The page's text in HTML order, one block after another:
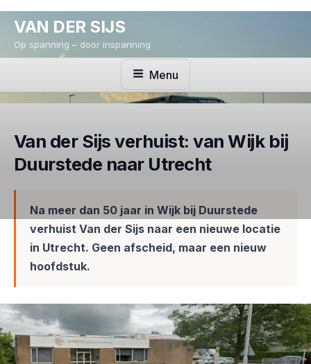
naar
inhoud
VAN DER SIJS
Op spanning – door inspanning
Menu
Van der Sijs verhuist: van Wijk bij
Duurstede naar Utrecht
Na meer dan 50 jaar in Wijk bij Duurstede
verhuist Van der Sijs naar een nieuwe locatie
in Utrecht. Geen afscheid, maar een nieuw
hoofdstuk.